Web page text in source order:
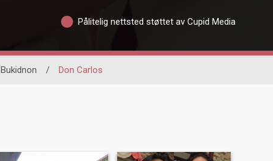
Pålitelig nettsted støttet av Cupid Media
Bukidnon / Don Carlos